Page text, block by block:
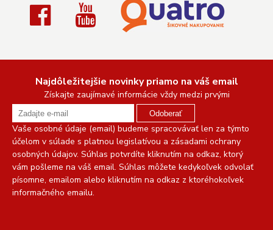
Najdôležitejšie novinky priamo na váš email
Získajte zaujímavé informácie vždy medzi prvými
Odoberať
Vaše osobné údaje (email) budeme spracovávať len za týmto
účelom v súlade s platnou legislatívou a zásadami ochrany
osobných údajov. Súhlas potvrdíte kliknutím na odkaz, ktorý
vám pošleme na váš email. Súhlas môžete kedykoľvek odvolať
písomne, emailom alebo kliknutím na odkaz z ktoréhokoľvek
informačného emailu.